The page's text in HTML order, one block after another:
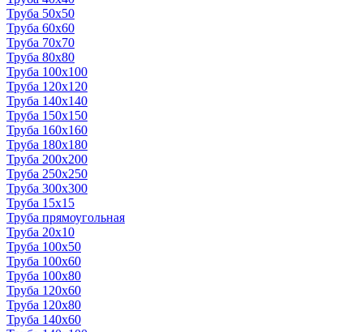
Труба 50x50
Труба 60x60
Труба 70x70
Труба 80x80
Труба 100x100
Труба 120x120
Труба 140x140
Труба 150x150
Труба 160x160
Труба 180x180
Труба 200x200
Труба 250x250
Труба 300x300
Труба 15x15
Труба прямоугольная
Труба 20x10
Труба 100x50
Труба 100x60
Труба 100x80
Труба 120x60
Труба 120x80
Труба 140x60